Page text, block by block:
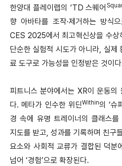
한양대 플레이랩의 ‘TD 스퀘어
향 아바타를 조작·제거하는 방식
CES 2025에서 최고혁신상을 수상
단순한 실험적 시도가 아니라, 실제
료 도구로 가능성을 인정받은 것이
피트니스 분야에서는 XR이 운동의
다. 메타가 인수한 위딘Within의 ‘슈
경 속에 유명 트레이너의 클래스
지도를 받고, 성과를 기록하며 친구
요소와 사회적 교류가 결합된 덕분
넘어 ‘경험’으로 확장된다.